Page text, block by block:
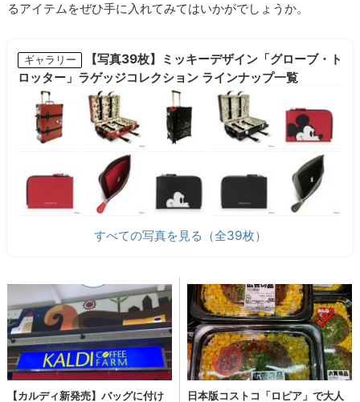
るアイテムをぜひ手に入れてみてはいかがでしょうか。
ギャラリー
【写真39枚】ミッキーデザイン「グローブ・ト
ロッター」ラゲッジコレクション ラインナップ一覧
すべての写真を見る（全39枚）